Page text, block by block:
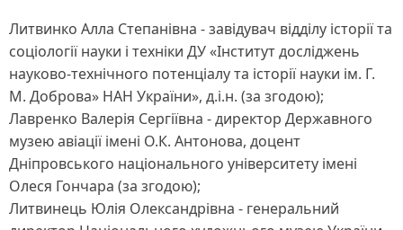
Литвинко Алла Степанівна - завідувач відділу історії та
соціології науки і техніки ДУ «Інститут досліджень
науково-технічного потенціалу та історії науки ім. Г.
М. Доброва» HAH України», д.і.н. (за згодою);
Лавренко Валерія Сергіївна - директор Державного
музею авіації імені О.К. Антонова, доцент
Дніпровського національного університету імені
Олеся Гончара (за згодою);
Литвинець Юлія Олександрівна - генеральний